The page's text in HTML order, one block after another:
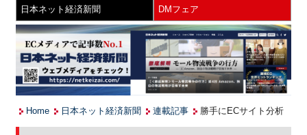
日本ネット経済新聞 DMフェア
Home 日本ネット経済新聞 連載記事 勝手にECサイト分析